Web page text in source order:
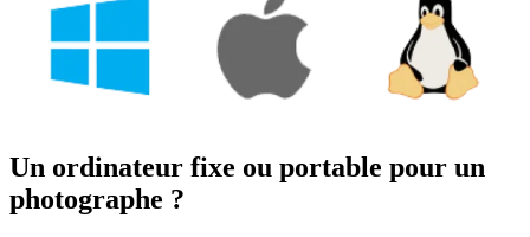
Un ordinateur fixe ou portable pour un
photographe ?